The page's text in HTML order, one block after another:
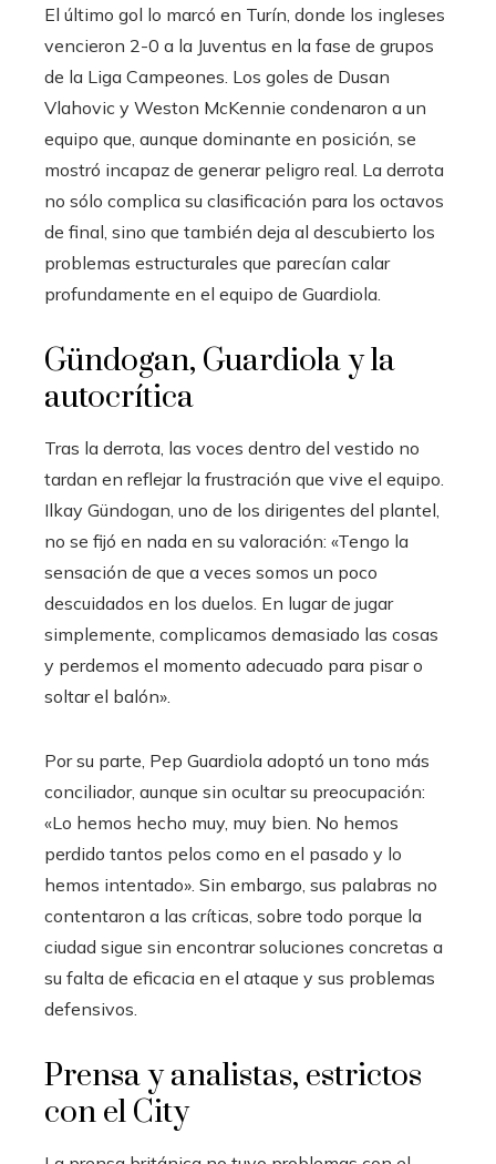
El último gol lo marcó en Turín, donde los ingleses
vencieron 2-0 a la Juventus en la fase de grupos
de la Liga Campeones. Los goles de Dusan
Vlahovic y Weston McKennie condenaron a un
equipo que, aunque dominante en posición, se
mostró incapaz de generar peligro real. La derrota
no sólo complica su clasificación para los octavos
de final, sino que también deja al descubierto los
problemas estructurales que parecían calar
profundamente en el equipo de Guardiola.
Gündogan, Guardiola y la
autocrítica
Tras la derrota, las voces dentro del vestido no
tardan en reflejar la frustración que vive el equipo.
Ilkay Gündogan, uno de los dirigentes del plantel,
no se fijó en nada en su valoración: «Tengo la
sensación de que a veces somos un poco
descuidados en los duelos. En lugar de jugar
simplemente, complicamos demasiado las cosas
y perdemos el momento adecuado para pisar o
soltar el balón».
Por su parte, Pep Guardiola adoptó un tono más
conciliador, aunque sin ocultar su preocupación:
«Lo hemos hecho muy, muy bien. No hemos
perdido tantos pelos como en el pasado y lo
hemos intentado». Sin embargo, sus palabras no
contentaron a las críticas, sobre todo porque la
ciudad sigue sin encontrar soluciones concretas a
su falta de eficacia en el ataque y sus problemas
defensivos.
Prensa y analistas, estrictos
con el City